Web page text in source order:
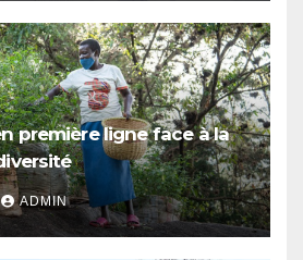
première ligne face à la
ADMIN